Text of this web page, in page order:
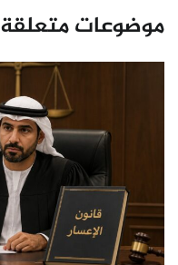
موضوعات متعلقة